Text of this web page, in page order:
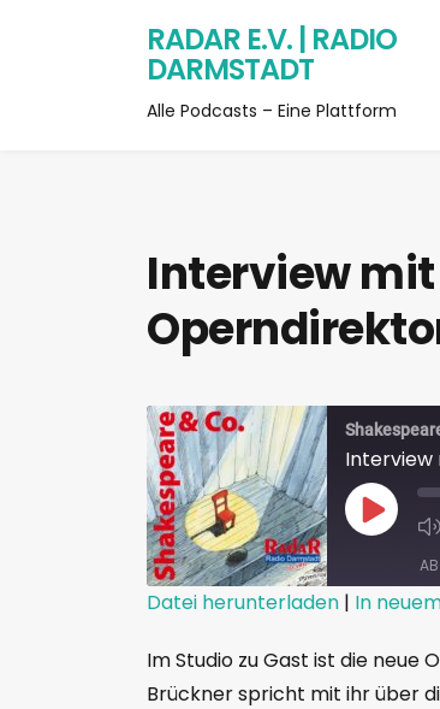
RADAR E.V. | RADIO
DARMSTADT
Alle Podcasts – Eine Plattform
Interview
RSS FEED
LINK
Datei herunterladen | In
Im Studio zu Gast ist die
Brückner spricht mit ihr über